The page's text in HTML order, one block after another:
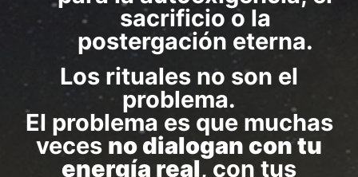
sacrificio o la
postergación eterna.
Los rituales no son el
problema.
El problema es que muchas
veces no dialogan con tu
energía real, con tus